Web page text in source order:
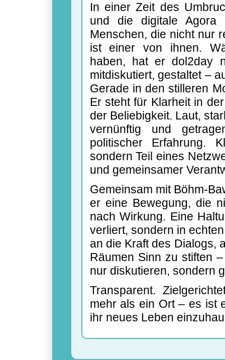
In einer Zeit des
und die digitale Agora
Menschen, die nicht nur
ist einer von ihnen.
haben, hat er dol2day
mitdiskutiert, gestaltet –
Gerade in den stilleren
Er steht für Klarheit in
der Beliebigkeit. Laut,
vernünftig und
politischer Erfahrung.
sondern Teil eines
und gemeinsamer
Gemeinsam mit Böhm-
er eine Bewegung, die
nach Wirkung. Eine
verliert, sondern in
an die Kraft des Dialogs,
Räumen Sinn zu stiften
nur diskutieren, sondern
Transparent.
mehr als ein Ort – es ist
ihr neues Leben